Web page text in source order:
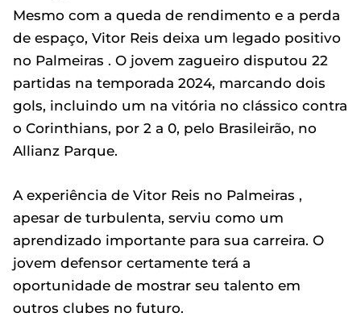
Mesmo com a queda de rendimento e a perda
de espaço, Vitor Reis deixa um legado positivo
no Palmeiras . O jovem zagueiro disputou 22
partidas na temporada 2024, marcando dois
gols, incluindo um na vitória no clássico contra
o Corinthians, por 2 a 0, pelo Brasileirão, no
Allianz Parque.
A experiência de Vitor Reis no Palmeiras ,
apesar de turbulenta, serviu como um
aprendizado importante para sua carreira. O
jovem defensor certamente terá a
oportunidade de mostrar seu talento em
outros clubes no futuro.